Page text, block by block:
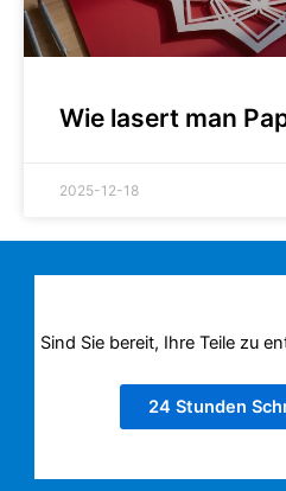
Wie lasert man
2025-12-18
Sind Sie bereit, Ihre Teile zu
24 Stunden